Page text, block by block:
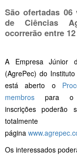
São ofertadas
de Ciências
ocorrerão entre
A Empresa Júnior
(AgrePec) do
está aberto o
membros para o
inscrições poderão
página
Os interessados